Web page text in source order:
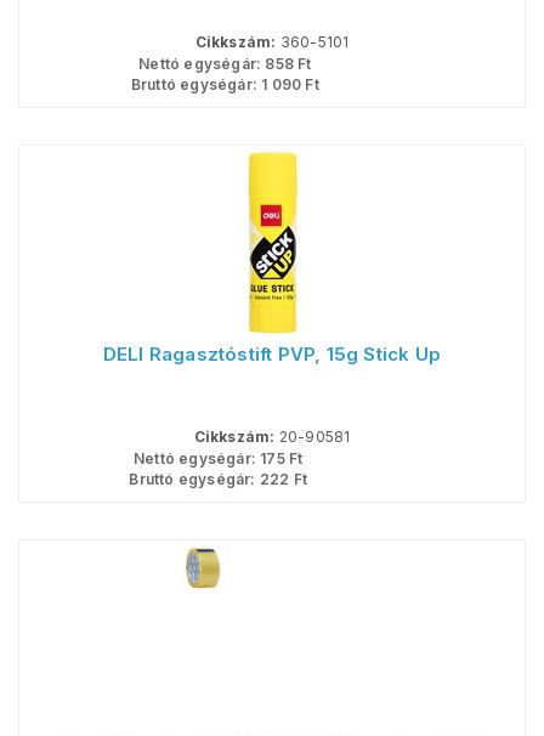
Cikkszám: 360-5101
Nettó egységár: 858Ft
Bruttó egységár: 1 090 Ft
DELI Ragasztóstift PVP, 15g Stick Up
Cikkszám: 20-90581
Nettó egységár: 175Ft
Bruttó egységár: 222 Ft